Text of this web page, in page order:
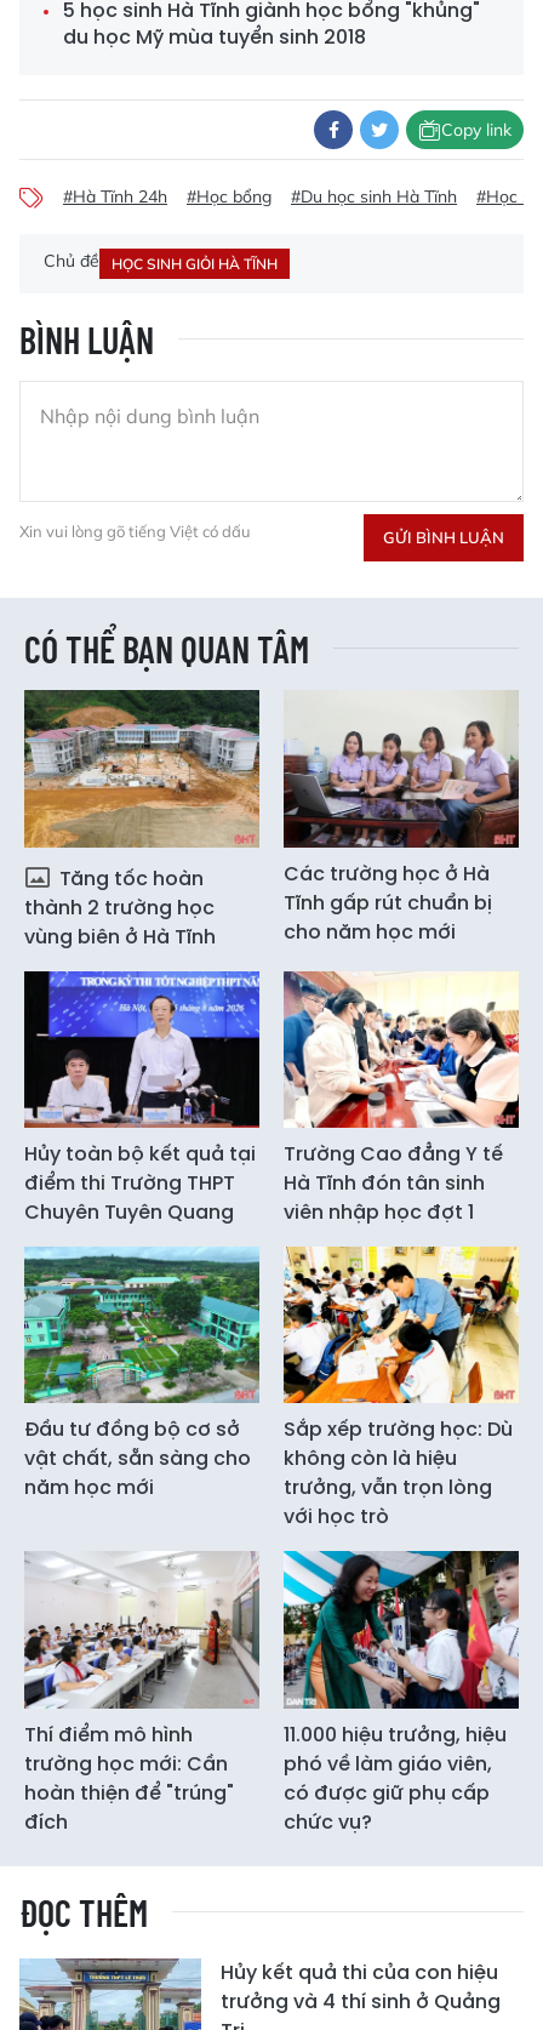
5 học sinh Hà Tĩnh giành học bổng "khủng"
du học Mỹ mùa tuyển sinh 2018
Copy link
#Hà Tĩnh 24h #Học bổng #Du học sinh Hà Tĩnh #Học
Chủ đề HỌC SINH GIỎI HÀ TĨNH
BÌNH LUẬN
Xin vui lòng gõ tiếng Việt có dấu GỬI BÌNH LUẬN
CÓ THỂ BẠN QUAN TÂM
Tăng tốc hoàn
thành 2 trường học
vùng biên ở Hà Tĩnh
Các trường học ở Hà
Tĩnh gấp rút chuẩn bị
cho năm học mới
Hủy toàn bộ kết quả tại
điểm thi Trường THPT
Chuyên Tuyên Quang
Trường Cao đẳng Y tế
Hà Tĩnh đón tân sinh
viên nhập học đợt 1
Đầu tư đồng bộ cơ sở
vật chất, sẵn sàng cho
năm học mới
Sắp xếp trường học: Dù
không còn là hiệu
trưởng, vẫn trọn lòng
với học trò
Thí điểm mô hình
trường học mới: Cần
hoàn thiện để "trúng"
đích
11.000 hiệu trưởng, hiệu
phó về làm giáo viên,
có được giữ phụ cấp
chức vụ?
ĐỌC THÊM
Hủy kết quả thi của con hiệu
trưởng và 4 thí sinh ở Quảng